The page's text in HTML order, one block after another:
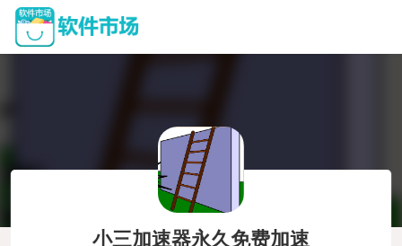
小三加速器永久免费加速